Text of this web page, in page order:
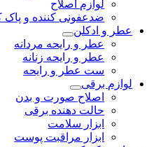
لوازم اصلاح
ضدعفونی کننده و پاک کننده
عطر و ادکلن
عطر و رایحه مردانه
عطر و رایحه زنانه
ست عطر و رایحه
لوازم برقی
اصلاح صورت و بدن
حالت دهنده برقی
ابزار سلامت
ابزار مراقبت پوست